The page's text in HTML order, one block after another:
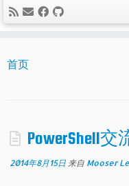
首页
PowerShell交
2014年8月15日 来自 Mooser